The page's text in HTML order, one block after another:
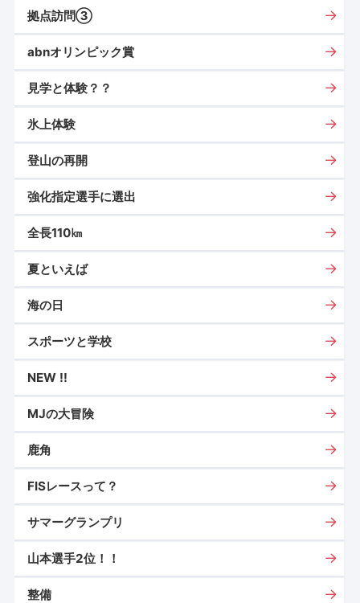
拠点訪問③
abnオリンピック賞
見学と体験？？
氷上体験
登山の再開
強化指定選手に選出
全長110㎞
夏といえば
海の日
スポーツと学校
NEW !!
MJの大冒険
鹿角
FISレースって？
サマーグランプリ
山本選手2位！！
整備